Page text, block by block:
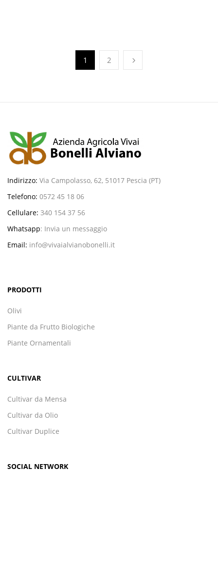
1 2
Indirizzo: Via Campolasso, 62, 51017 Pescia (PT)
Telefono: 0572 45 18 06
Cellulare: 340 154 37 56
Whatsapp: Invia un messaggio
Email: info@vivaialvianobonelli.it
PRODOTTI
Olivi
Piante da Frutto Biologiche
Piante Ornamentali
CULTIVAR
Cultivar da Mensa
Cultivar da Olio
Cultivar Duplice
SOCIAL NETWORK